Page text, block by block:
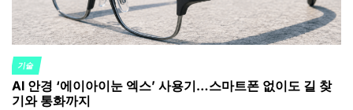
POSTED
IN
기술
AI 안경 ‘에이아이눈 엑스’ 사용기…스마트폰 없이도 길 찾
기와 통화까지